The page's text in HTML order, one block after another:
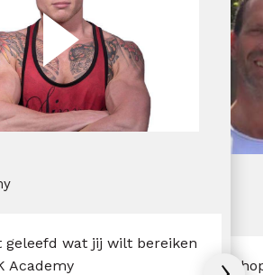
geleefd wat jij wilt bereiken
Academy
Waardevolle